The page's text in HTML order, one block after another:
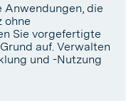
Anwendungen, die
ohne
Sie vorgefertigte
auf. Verwalten
und -Nutzung